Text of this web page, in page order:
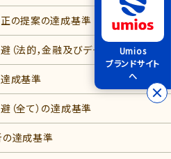
の提案の達成基準
法的，金融及びデータ）の達成基準
成基準
全て）の達成基準
達成基準
Umios
ブランドサイト
へ